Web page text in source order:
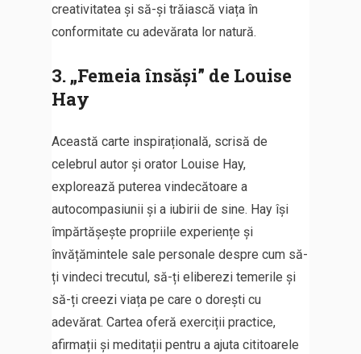
creativitatea și să-și trăiască viața în
conformitate cu adevărata lor natură.
3. „Femeia însăși” de Louise
Hay
Această carte inspirațională, scrisă de
celebrul autor și orator Louise Hay,
explorează puterea vindecătoare a
autocompasiunii și a iubirii de sine. Hay își
împărtășește propriile experiențe și
învățămintele sale personale despre cum să-
ți vindeci trecutul, să-ți eliberezi temerile și
să-ți creezi viața pe care o dorești cu
adevărat. Cartea oferă exerciții practice,
afirmații și meditații pentru a ajuta cititoarele